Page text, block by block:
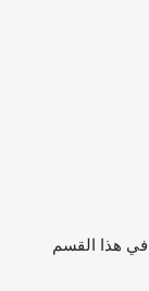
هذا القسم